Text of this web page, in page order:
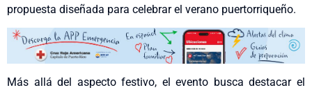
propuesta diseñada para celebrar el verano puertorriqueño.
Más allá del aspecto festivo, el evento busca destacar el